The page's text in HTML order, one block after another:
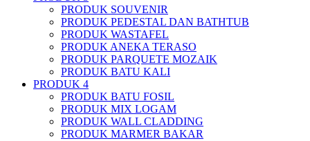
PRODUK SOUVENIR
PRODUK PEDESTAL DAN BATHTUB
PRODUK WASTAFEL
PRODUK ANEKA TERASO
PRODUK PARQUETE MOZAIK
PRODUK BATU KALI
PRODUK 4
PRODUK BATU FOSIL
PRODUK MIX LOGAM
PRODUK WALL CLADDING
PRODUK MARMER BAKAR